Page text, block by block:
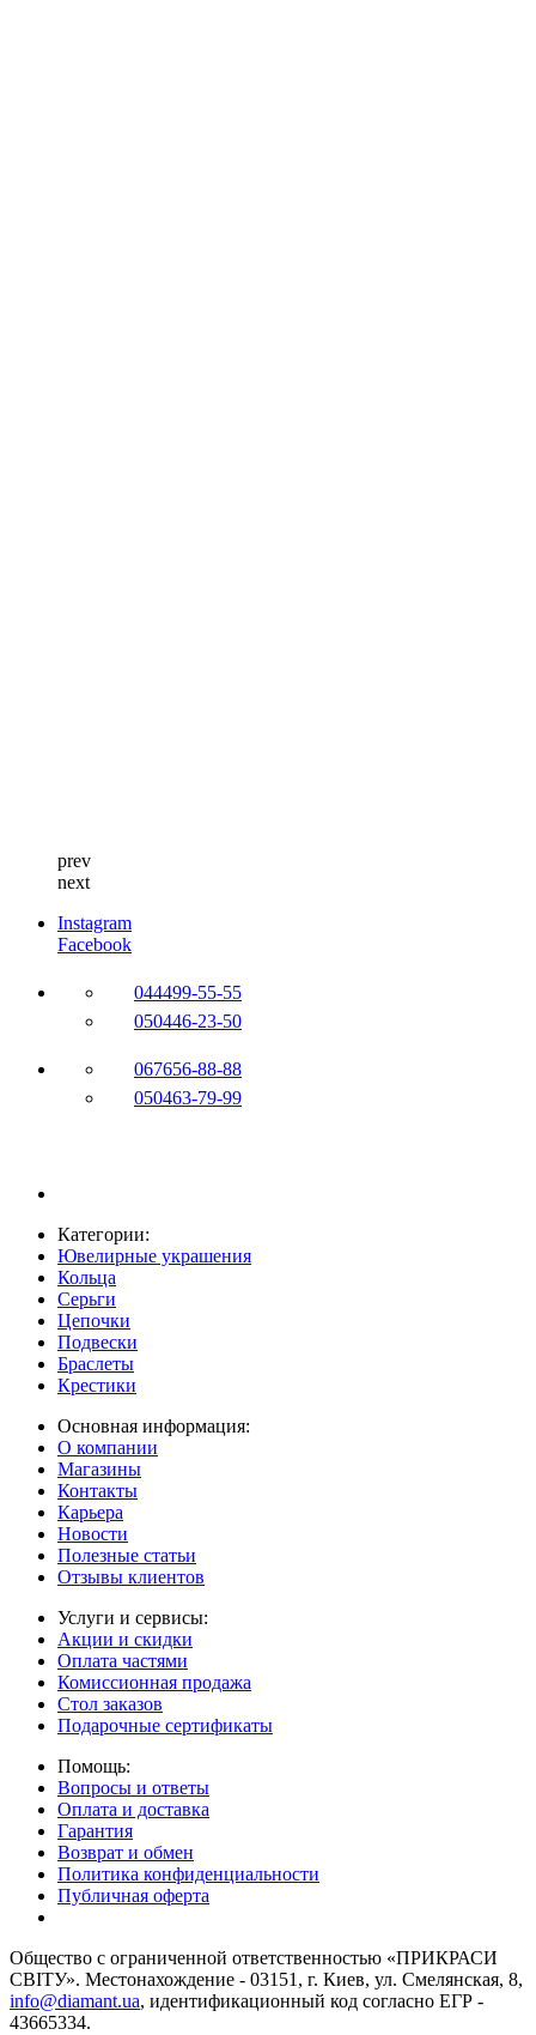
prev
next
Instagram
Facebook
044499-55-55
050446-23-50
067656-88-88
050463-79-99
Категории:
Ювелирные украшения
Кольца
Серьги
Цепочки
Подвески
Браслеты
Крестики
Основная информация:
О компании
Магазины
Контакты
Карьера
Новости
Полезные статьи
Отзывы клиентов
Услуги и сервисы:
Акции и скидки
Оплата частями
Комиссионная продажа
Стол заказов
Подарочные сертификаты
Помощь:
Вопросы и ответы
Оплата и доставка
Гарантия
Возврат и обмен
Политика конфиденциальности
Публичная оферта
Общество с ограниченной ответственностью «ПРИКРАСИ
СВІТУ». Местонахождение - 03151, г. Киев, ул. Смелянская, 8,
info@diamant.ua, идентификационный код согласно ЕГР -
43665334.